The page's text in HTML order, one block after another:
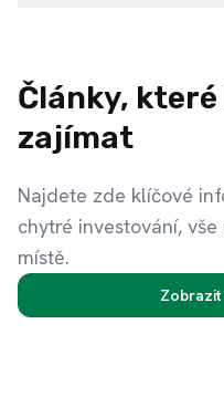
Články, které
zajímat
Najdete zde klíčové
chytré investování,
místě.